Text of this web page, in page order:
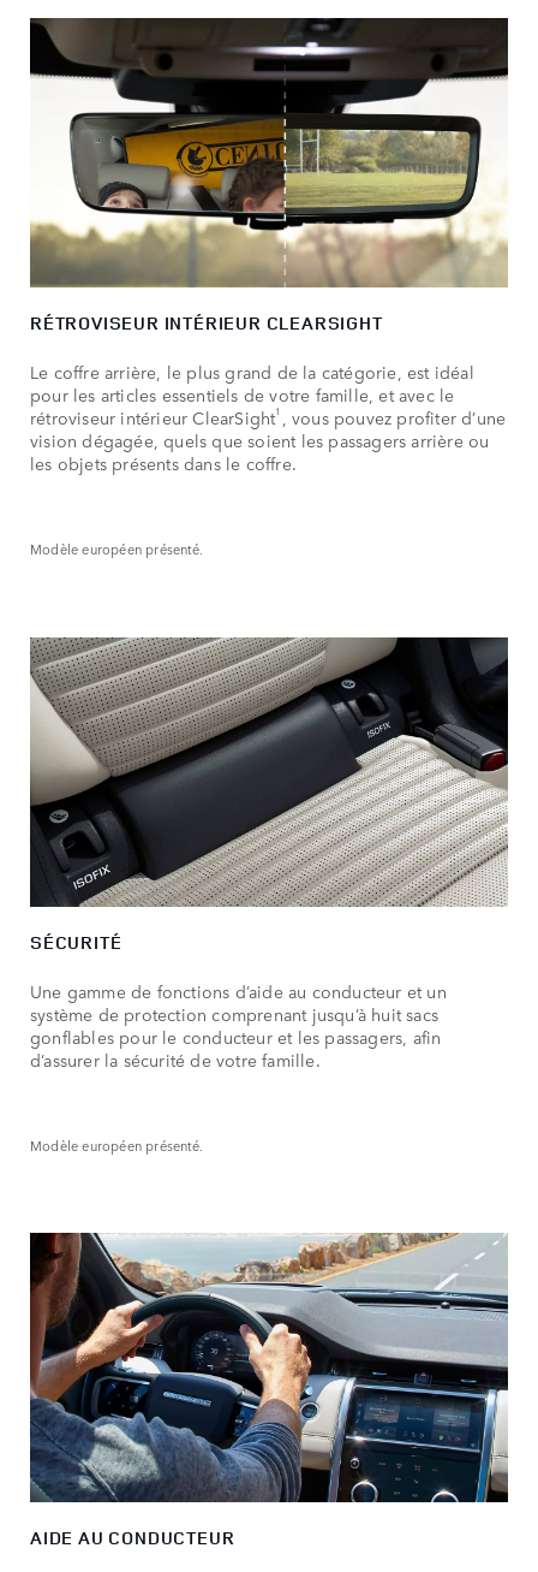
RÉTROVISEUR INTÉRIEUR CLEARSIGHT
Le coffre arrière, le plus grand de la catégorie, est idéal
pour les articles essentiels de votre famille, et avec le
rétroviseur intérieur ClearSight1
, vous pouvez profiter d’une
vision dégagée, quels que soient les passagers arrière ou
les objets présents dans le coffre.
Modèle européen présenté.
SÉCURITÉ
Une gamme de fonctions d’aide au conducteur et un
système de protection comprenant jusqu’à huit sacs
gonflables pour le conducteur et les passagers, afin
d’assurer la sécurité de votre famille.
Modèle européen présenté.
AIDE AU CONDUCTEUR